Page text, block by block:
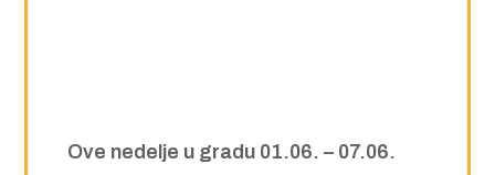
Ove nedelje u gradu 01.06. – 07.06.